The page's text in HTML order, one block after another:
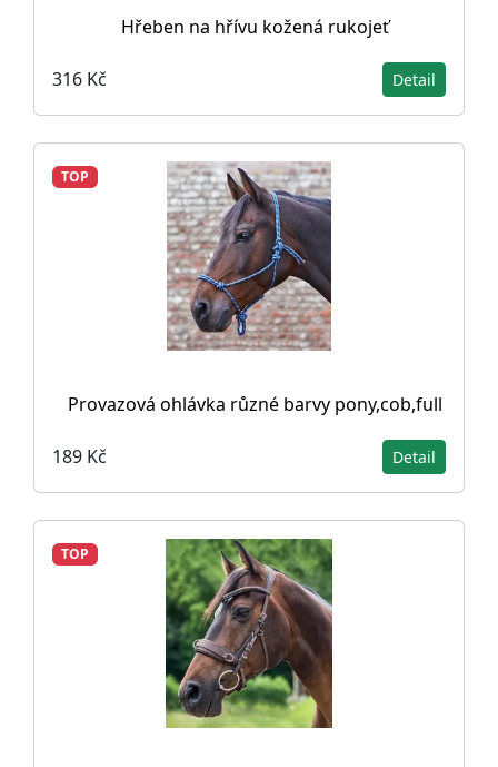
Hřeben na hřívu kožená rukojeť
316 Kč Detail
TOP
Provazová ohlávka různé barvy pony,cob,full
189 Kč Detail
TOP